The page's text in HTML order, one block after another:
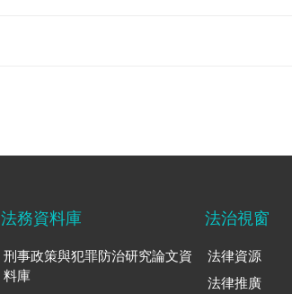
法務資料庫
刑事政策與犯罪防治研究論文資
料庫
法治視窗
法律資源
法律推廣